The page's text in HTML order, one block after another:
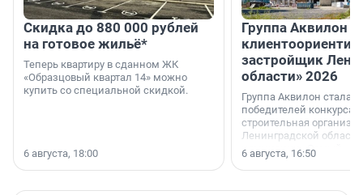
Скидка до 880 000 рублей
на готовое жильё*
Теперь квартиру в сданном ЖК
«Образцовый квартал 14» можно
купить со специальной скидкой.
6 августа, 18:00
Группа Аквилон
застройщик
области» 2026
Группа Аквилон стала
победителей конкурса
строительная
Ленинградской области
номинации «Самый
застройщик
области».
6 августа, 16:50